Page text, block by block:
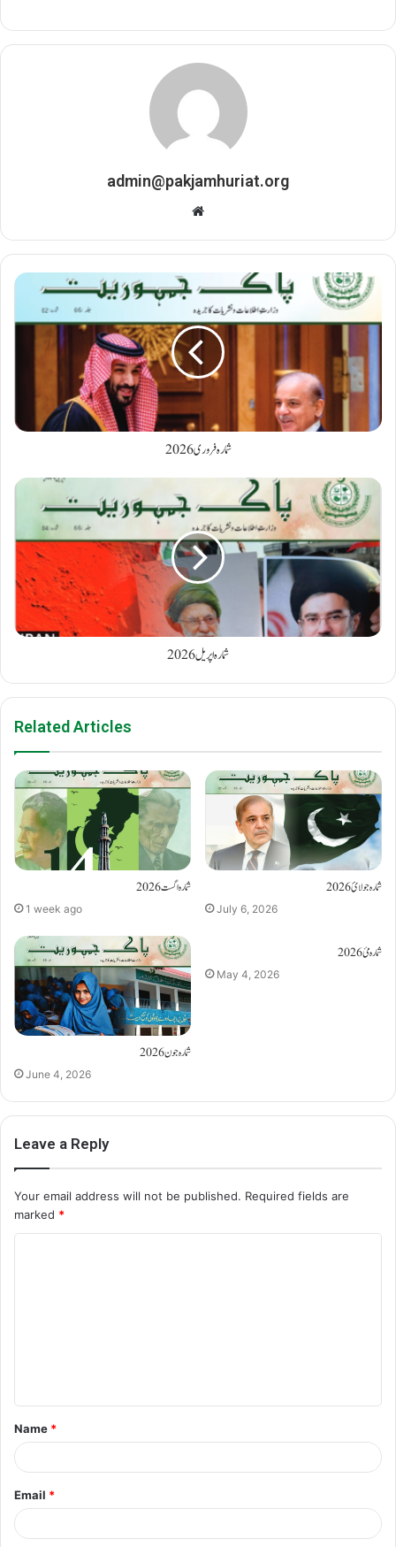
admin@pakjamhuriat.org
Website
شمارہ فروری 2026
شمارہ اپریل 2026
Related Articles
شمارہ اگست 2026
1 week ago
شمارہ جولائ 2026
July 6, 2026
شمارہ جون 2026
June 4, 2026
شمارہ مئ 2026
May 4, 2026
Leave a Reply
Your email address will not be published. Required fields are
marked *
t
*
Name *
Email *